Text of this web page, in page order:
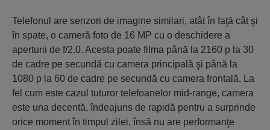
Telefonul are senzori de imagine similari, atât în faţă cât şi
în spate, o cameră foto de 16 MP cu o deschidere a
aperturii de f/2.0. Acesta poate filma până la 2160 p la 30
de cadre pe secundă cu camera principală şi până la
1080 p la 60 de cadre pe secundă cu camera frontală. La
fel cum este cazul tuturor telefoanelor mid-range, camera
este una decentă, îndeajuns de rapidă pentru a surprinde
orice moment în timpul zilei, însă nu are performanţe